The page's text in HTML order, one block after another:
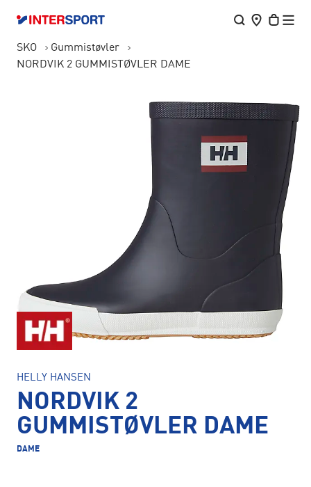
SKO
Gummistøvler
NORDVIK 2 GUMMISTØVLER DAME
HELLY HANSEN
NORDVIK 2
GUMMISTØVLER DAME
DAME